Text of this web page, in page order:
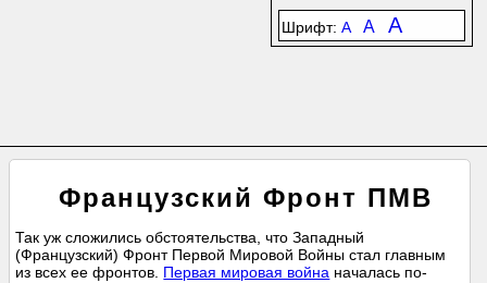
Шрифт: A A A
Французский Фронт ПМВ
Так уж сложились обстоятельства, что Западный
(Французский) Фронт Первой Мировой Войны стал главным
из всех ее фронтов. Первая мировая война началась по-